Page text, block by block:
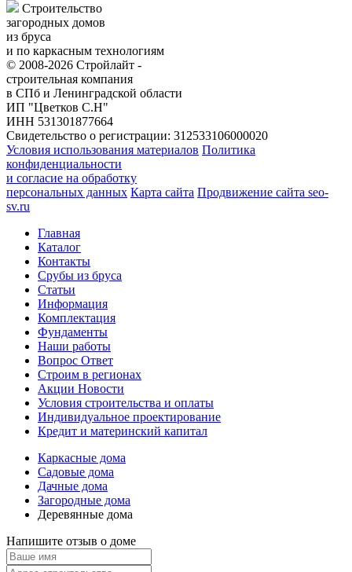
Строительство
загородных домов
из бруса
и по каркасным технологиям
© 2008-2026 Стройлайт -
строительная компания
в СПб и Ленинградской области
ИП "Цветков С.Н"
ИНН 531301877664
Свидетельство о регистрации: 312533106000020
Условия использования материалов Политика
конфиденциальности
и согласие на обработку
персональных данных Карта сайта Продвижение сайта seo-
sv.ru
Главная
Каталог
Контакты
Срубы из бруса
Статьи
Информация
Комплектация
Фундаменты
Наши работы
Вопрос Ответ
Строим в регионах
Акции Новости
Условия строительства и оплаты
Индивидуальное проектирование
Кредит и материнский капитал
Каркасные дома
Садовые дома
Дачные дома
Загородные дома
Деревянные дома
Напишите отзыв о доме